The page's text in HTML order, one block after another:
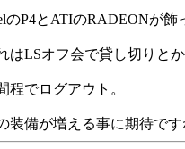
のP4とATIのRADEONが飾
はLSオフ会で貸し切りと
程でログアウト。
装備が増える事に期待で